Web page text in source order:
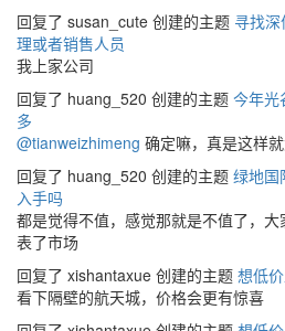
回复了 susan_cute 创建的主题 寻找
理或者销售人员
我上家公司
回复了 huang_520 创建的主题 今年光
多
@tianweizhimeng 确定嘛，真是这样
回复了 huang_520 创建的主题 绿地国
入手吗
都是觉得不值，感觉那就是不值了，
表了市场
回复了 xishantaxue 创建的主题 想低
看下隔壁的航天城，价格会更有惊喜